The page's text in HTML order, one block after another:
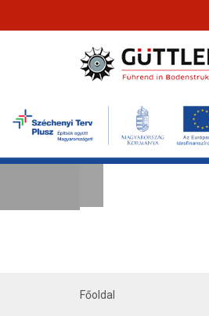
Főoldal